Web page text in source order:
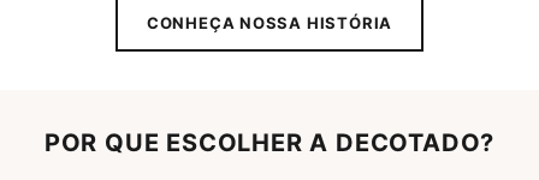
CONHEÇA NOSSA HISTÓRIA
POR QUE ESCOLHER A DECOTADO?